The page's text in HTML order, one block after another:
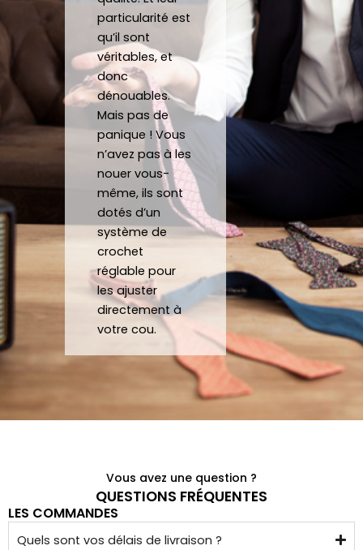
atten
tes.
de
porte
r des
noeu
ds
papill
ons/
acce
es de
qualit
quelq
kilom
d sur
Je
reco
nde
!
Merci
beau
coup
à eux
encor
e!
particularité est
qu’il sont
véritables, et
donc
dénouables.
Mais pas de
panique ! Vous
n’avez pas à les
nouer vous-
même, ils sont
dotés d’un
système de
crochet
réglable pour
les ajuster
directement à
votre cou.
Vous avez une question ?
QUESTIONS FRÉQUENTES
LES COMMANDES
Quels sont vos délais de livraison ?